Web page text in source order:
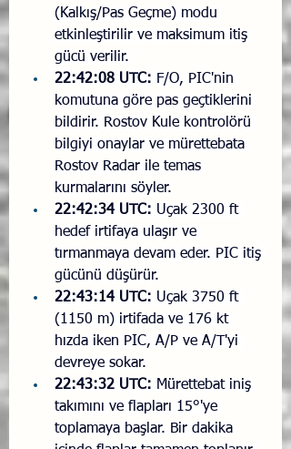
(Kalkış/Pas Geçme) modu
etkinleştirilir ve maksimum itiş
gücü verilir.
22:42:08 UTC: F/O, PIC'nin
komutuna göre pas geçtiklerini
bildirir. Rostov Kule kontrolörü
bilgiyi onaylar ve mürettebata
Rostov Radar ile temas
kurmalarını söyler.
22:42:34 UTC: Uçak 2300 ft
hedef irtifaya ulaşır ve
tırmanmaya devam eder. PIC itiş
gücünü düşürür.
22:43:14 UTC: Uçak 3750 ft
(1150 m) irtifada ve 176 kt
hızda iken PIC, A/P ve A/T'yi
devreye sokar.
22:43:32 UTC: Mürettebat iniş
takımını ve flapları 15°'ye
toplamaya başlar. Bir dakika